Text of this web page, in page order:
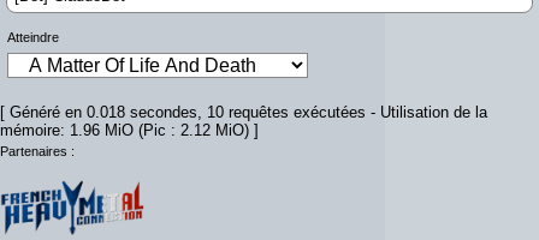
Atteindre
[ Généré en 0.018 secondes, 10 requêtes exécutées - Utilisation de la
mémoire: 1.96 MiO (Pic : 2.12 MiO) ]
Partenaires :